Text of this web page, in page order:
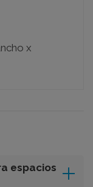
x
espacios